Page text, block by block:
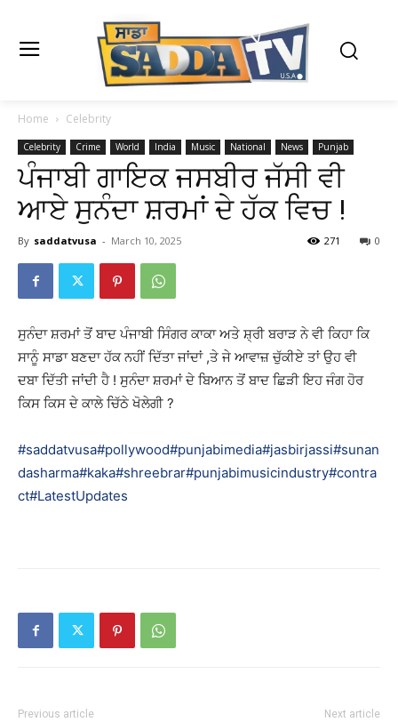
Home Celebrity
Celebrity Crime World India Music National News Punjab
ਪੰਜਾਬੀ ਗਾਇਕ ਜਸਬੀਰ ਜੱਸੀ ਵੀ
ਆਏ ਸੁਨੰਦਾ ਸ਼ਰਮਾਂ ਦੇ ਹੱਕ ਵਿਚ !
By saddatvusa - March 10, 2025 0
271
ਸੁਨੰਦਾ ਸ਼ਰਮਾਂ ਤੋਂ ਬਾਦ ਪੰਜਾਬੀ ਸਿੰਗਰ ਕਾਕਾ ਅਤੇ ਸ਼੍ਰੀ ਬਰਾੜ ਨੇ ਵੀ ਕਿਹਾ ਕਿ
ਸਾਨੂੰ ਸਾਡਾ ਬਣਦਾ ਹੱਕ ਨਹੀਂ ਦਿੱਤਾ ਜਾਂਦਾਂ ,ਤੇ ਜੇ ਆਵਾਜ਼ ਚੁੱਕੀਏ ਤਾਂ ਉਹ ਵੀ
ਦਬਾ ਦਿੱਤੀ ਜਾਂਦੀ ਹੈ ! ਸੁਨੰਦਾ ਸ਼ਰਮਾਂ ਦੇ ਬਿਆਨ ਤੋਂ ਬਾਦ ਛਿੜੀ ਇਹ ਜੰਗ ਹੋਰ
ਕਿਸ ਕਿਸ ਦੇ ਕਾਲੇ ਚਿੱਠੇ ਖੋਲੇਗੀ ?
#saddatvusa#pollywood#punjabimedia#jasbirjassi#sunan
dasharma#kaka#shreebrar#punjabimusicindustry#contra
ct#LatestUpdates
Previous article Next article